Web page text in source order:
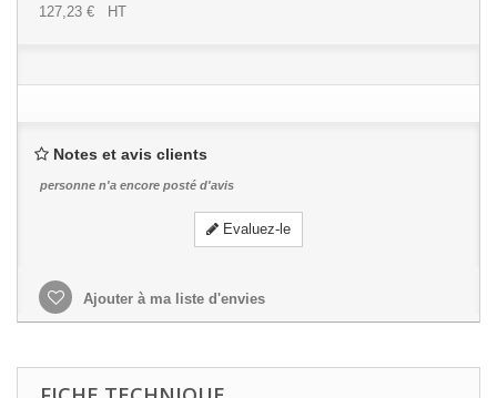
127,23 € HT
Notes et avis clients
personne n'a encore posté d'avis
Evaluez-le
Ajouter à ma liste d'envies